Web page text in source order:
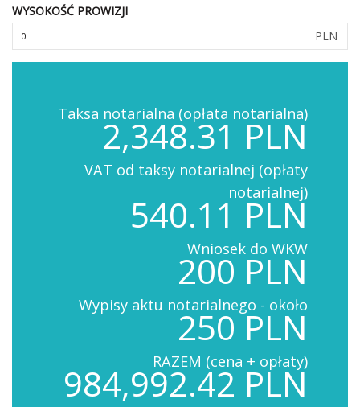
WYSOKOŚĆ PROWIZJI
PLN
Taksa notarialna (opłata notarialna)
2,348.31 PLN
VAT od taksy notarialnej (opłaty
notarialnej)
540.11 PLN
Wniosek do WKW
200 PLN
Wypisy aktu notarialnego - około
250 PLN
RAZEM (cena + opłaty)
984,992.42 PLN